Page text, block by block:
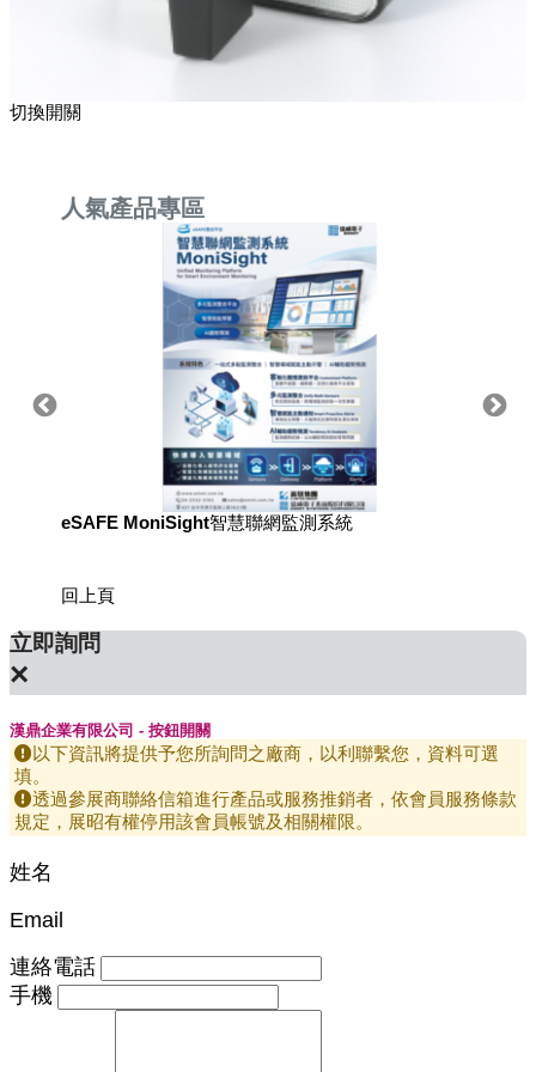
切換開關
人氣產品專區
eSAFE MoniSight智慧聯網監測系統
回上頁
立即詢問
×
漢鼎企業有限公司 - 按鈕開關
以下資訊將提供予您所詢問之廠商，以利聯繫您，資料可選
填。
透過參展商聯絡信箱進行產品或服務推銷者，依會員服務條款
規定，展昭有權停用該會員帳號及相關權限。
姓名
Email
連絡電話
手機